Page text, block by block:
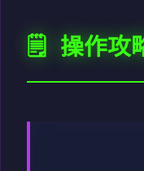
🗒️ 操作攻